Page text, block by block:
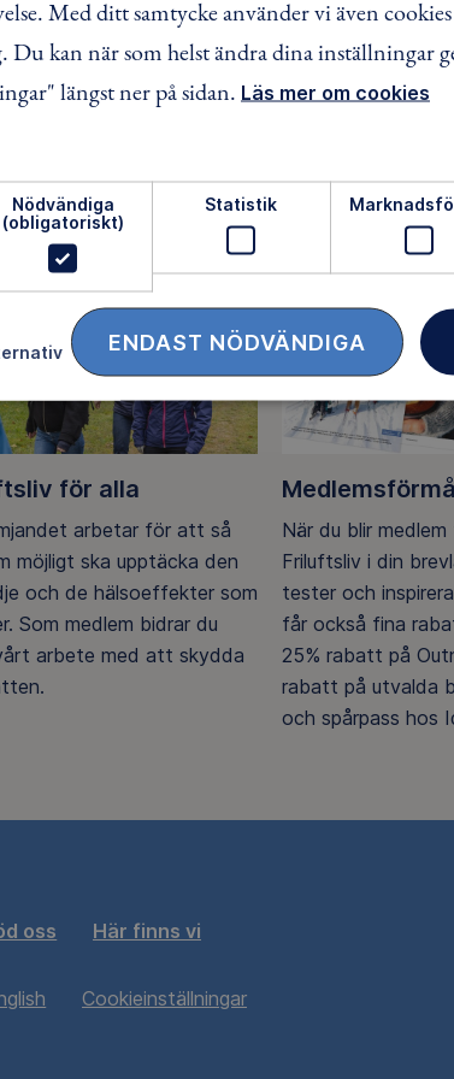
FACEBOOKTWITTERLINKEDIN
för alla
arbetar för att så
möjligt ska upptäcka den
och de hälsoeffekter som
Som medlem bidrar du
arbete med att skydda
När du blir
Friluftsliv i din
tester och
får också fina
25% rabatt på
rabatt på utvalda
och spårpass hos
oss Här finns vi
Cookieinställningar
Med ditt samtycke använder vi även
Du kan när som helst ändra dina inställningar
längst ner på sidan. Läs mer om cookies
Nödvändiga
(obligatoriskt)
Statistik
ENDAST NÖDVÄNDIGA